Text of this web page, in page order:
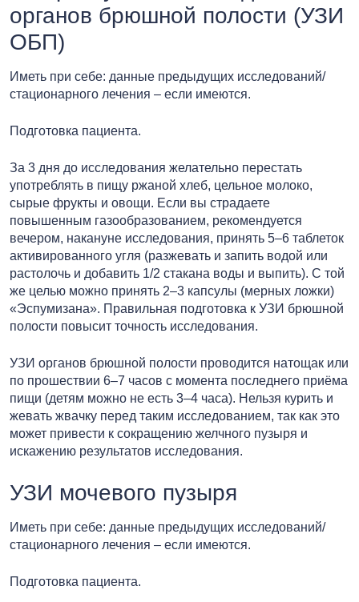
органов брюшной полости (УЗИ
ОБП)
Иметь при себе: данные предыдущих исследований/
стационарного лечения – если имеются.
Подготовка пациента.
За 3 дня до исследования желательно перестать
употреблять в пищу ржаной хлеб, цельное молоко,
сырые фрукты и овощи. Если вы страдаете
повышенным газообразованием, рекомендуется
вечером, накануне исследования, принять 5–6 таблеток
активированного угля (разжевать и запить водой или
растолочь и добавить 1/2 стакана воды и выпить). С той
же целью можно принять 2–3 капсулы (мерных ложки)
«Эспумизана». Правильная подготовка к УЗИ брюшной
полости повысит точность исследования.
УЗИ органов брюшной полости проводится натощак или
по прошествии 6–7 часов с момента последнего приёма
пищи (детям можно не есть 3–4 часа). Нельзя курить и
жевать жвачку перед таким исследованием, так как это
может привести к сокращению желчного пузыря и
искажению результатов исследования.
УЗИ мочевого пузыря
Иметь при себе: данные предыдущих исследований/
стационарного лечения – если имеются.
Подготовка пациента.